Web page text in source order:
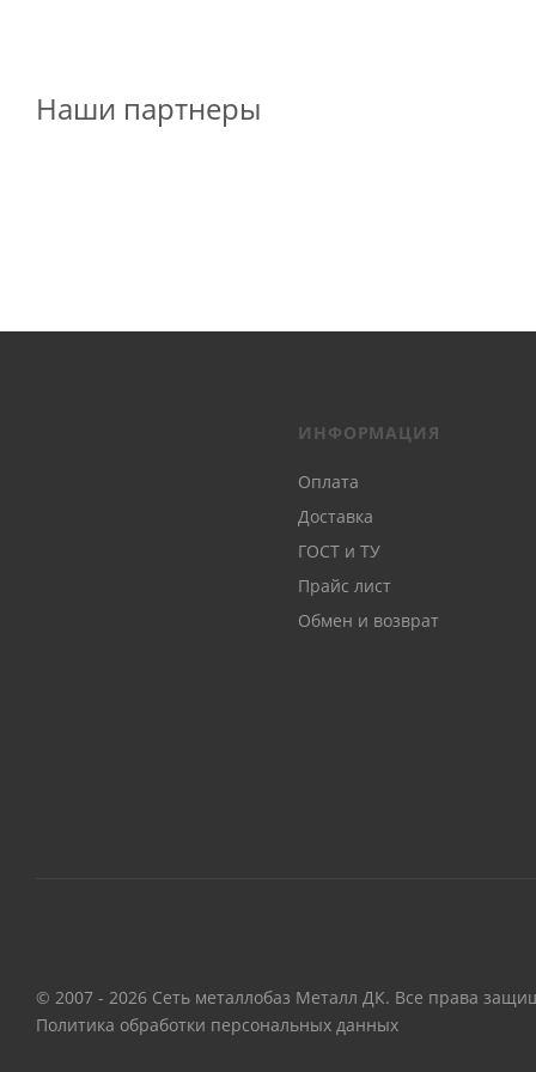
Наши партнеры
ИНФОРМАЦИЯ
Оплата
Доставка
ГОСТ и ТУ
Прайс лист
Обмен и возврат
© 2007 - 2026 Сеть металлобаз Металл ДК. Все права
Политика обработки персональных данных